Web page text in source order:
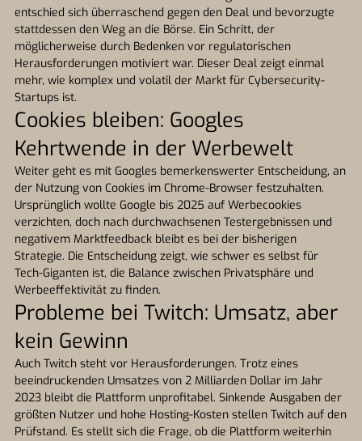
entschied sich überraschend gegen den Deal und bevorzugte
stattdessen den Weg an die Börse. Ein Schritt, der
möglicherweise durch Bedenken vor regulatorischen
Herausforderungen motiviert war. Dieser Deal zeigt einmal
mehr, wie komplex und volatil der Markt für Cybersecurity-
Startups ist.
Cookies bleiben: Googles
Kehrtwende in der Werbewelt
Weiter geht es mit Googles bemerkenswerter Entscheidung, an
der Nutzung von Cookies im Chrome-Browser festzuhalten.
Ursprünglich wollte Google bis 2025 auf Werbecookies
verzichten, doch nach durchwachsenen Testergebnissen und
negativem Marktfeedback bleibt es bei der bisherigen
Strategie. Die Entscheidung zeigt, wie schwer es selbst für
Tech-Giganten ist, die Balance zwischen Privatsphäre und
Werbeeffektivität zu finden.
Probleme bei Twitch: Umsatz, aber
kein Gewinn
Auch Twitch steht vor Herausforderungen. Trotz eines
beeindruckenden Umsatzes von 2 Milliarden Dollar im Jahr
2023 bleibt die Plattform unprofitabel. Sinkende Ausgaben der
größten Nutzer und hohe Hosting-Kosten stellen Twitch auf den
Prüfstand. Es stellt sich die Frage, ob die Plattform weiterhin